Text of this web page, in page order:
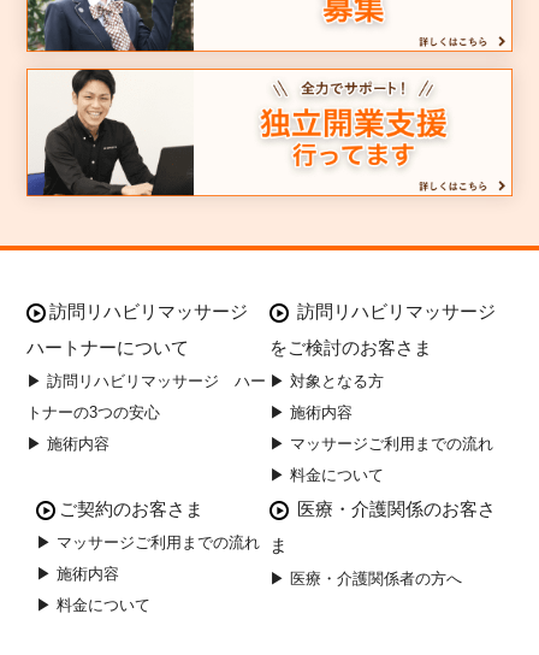
訪問リハビリマッサージ
ハートナーについて
▶ 訪問リハビリマッサージ ハー
トナーの3つの安心
▶ 施術内容
訪問リハビリマッサージ
をご検討のお客さま
▶ 対象となる方
▶ 施術内容
▶ マッサージご利用までの流れ
▶ 料金について
ご契約のお客さま
▶ マッサージご利用までの流れ
▶ 施術内容
▶ 料金について
医療・介護関係のお客さ
ま
▶ 医療・介護関係者の方へ